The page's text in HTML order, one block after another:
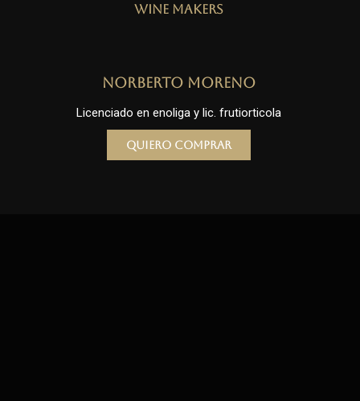
Wine Makers
Norberto Moreno
Licenciado en enoliga y lic. frutiorticola
Quiero comprar